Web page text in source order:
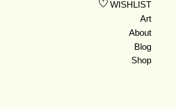
WISHLIST
Art
About
Blog
Shop